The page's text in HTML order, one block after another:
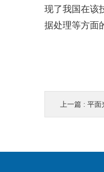
现了我国在该
据处理等方面
上一篇 : 平面光